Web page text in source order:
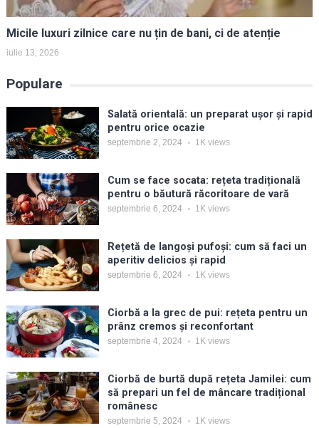
Micile luxuri zilnice care nu țin de bani, ci de atenție
iulie 13, 2026
Populare
Salată orientală: un preparat ușor și rapid
pentru orice ocazie
septembrie 2, 2024 1Kviews
Cum se face socata: rețeta tradițională
pentru o băutură răcoritoare de vară
septembrie 6, 2024 1Kviews
Rețetă de langoși pufoși: cum să faci un
aperitiv delicios și rapid
septembrie 6, 2024 1Kviews
Ciorbă a la grec de pui: rețeta pentru un
prânz cremos și reconfortant
septembrie 4, 2024 1Kviews
Ciorbă de burtă după rețeta Jamilei: cum
să prepari un fel de mâncare tradițional
românesc
septembrie 5, 2024 1Kviews